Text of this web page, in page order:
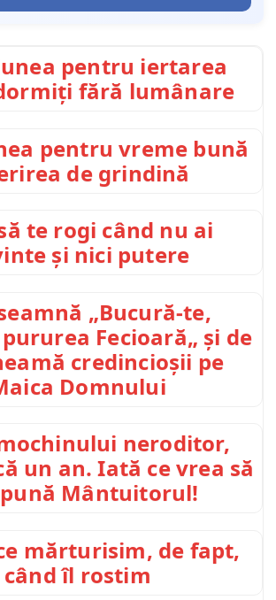
pentru iertarea
fără lumânare
pentru vreme bună
de grindină
te rogi când nu ai
și nici putere
„Bucură-te,
Fecioară„ și de
credincioșii pe
Domnului
neroditor,
un an. Iată ce vrea să
Mântuitorul!
mărturisim, de fapt,
când îl rostim